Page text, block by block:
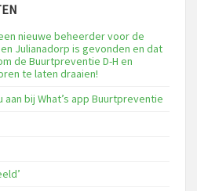
nieuwe beheerder voor de
Julianadorp is gevonden en dat
de Buurtpreventie D-H en
te laten draaien!
bij What’s app Buurtpreventie